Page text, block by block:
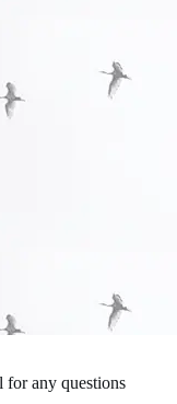
for any questions